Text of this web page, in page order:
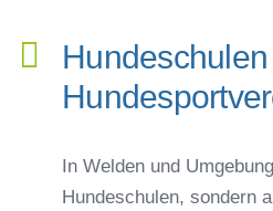
Hundeschulen
In Welden und
Hundeschulen, sondern